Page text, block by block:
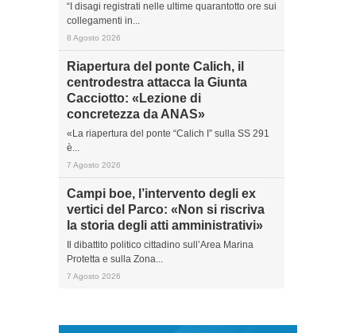
“I disagi registrati nelle ultime quarantotto ore sui
collegamenti in...
8 Agosto 2026
Riapertura del ponte Calich, il
centrodestra attacca la Giunta
Cacciotto: «Lezione di
concretezza da ANAS»
«La riapertura del ponte “Calich I” sulla SS 291
è...
7 Agosto 2026
Campi boe, l’intervento degli ex
vertici del Parco: «Non si riscriva
la storia degli atti amministrativi»
Il dibattito politico cittadino sull’Area Marina
Protetta e sulla Zona...
7 Agosto 2026